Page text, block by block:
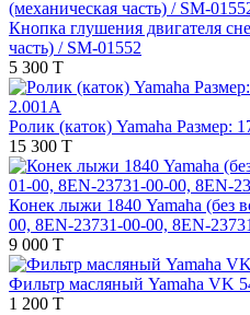
Кнопка глушения двигателя
часть) / SM-01552
5 300 T
Ролик (каток) Yamaha Размер:
15 300 T
Конек лыжи 1840 Yamaha (без
00, 8EN-23731-00-00, 8EN-
9 000 T
Фильтр масляный Yamaha VK
1 200 T